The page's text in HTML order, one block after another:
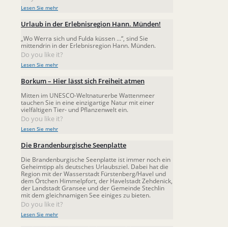
Lesen Sie mehr
Urlaub in der Erlebnisregion Hann. Münden!
„Wo Werra sich und Fulda küssen …“, sind Sie
mittendrin in der Erlebnisregion Hann. Münden.
Do you like it?
Lesen Sie mehr
Borkum – Hier lässt sich Freiheit atmen
Mitten im UNESCO-Weltnaturerbe Wattenmeer
tauchen Sie in eine einzigartige Natur mit einer
vielfältigen Tier- und Pflanzenwelt ein.
Do you like it?
Lesen Sie mehr
Die Brandenburgische Seenplatte
Die Brandenburgische Seenplatte ist immer noch ein
Geheimtipp als deutsches Urlaubsziel. Dabei hat die
Region mit der Wasserstadt Fürstenberg/Havel und
dem Örtchen Himmelpfort, der Havelstadt Zehdenick,
der Landstadt Gransee und der Gemeinde Stechlin
mit dem gleichnamigen See einiges zu bieten.
Do you like it?
Lesen Sie mehr